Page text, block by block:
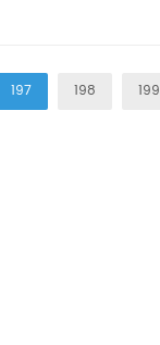
197 198 199